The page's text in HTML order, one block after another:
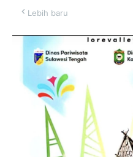
Lebih baru